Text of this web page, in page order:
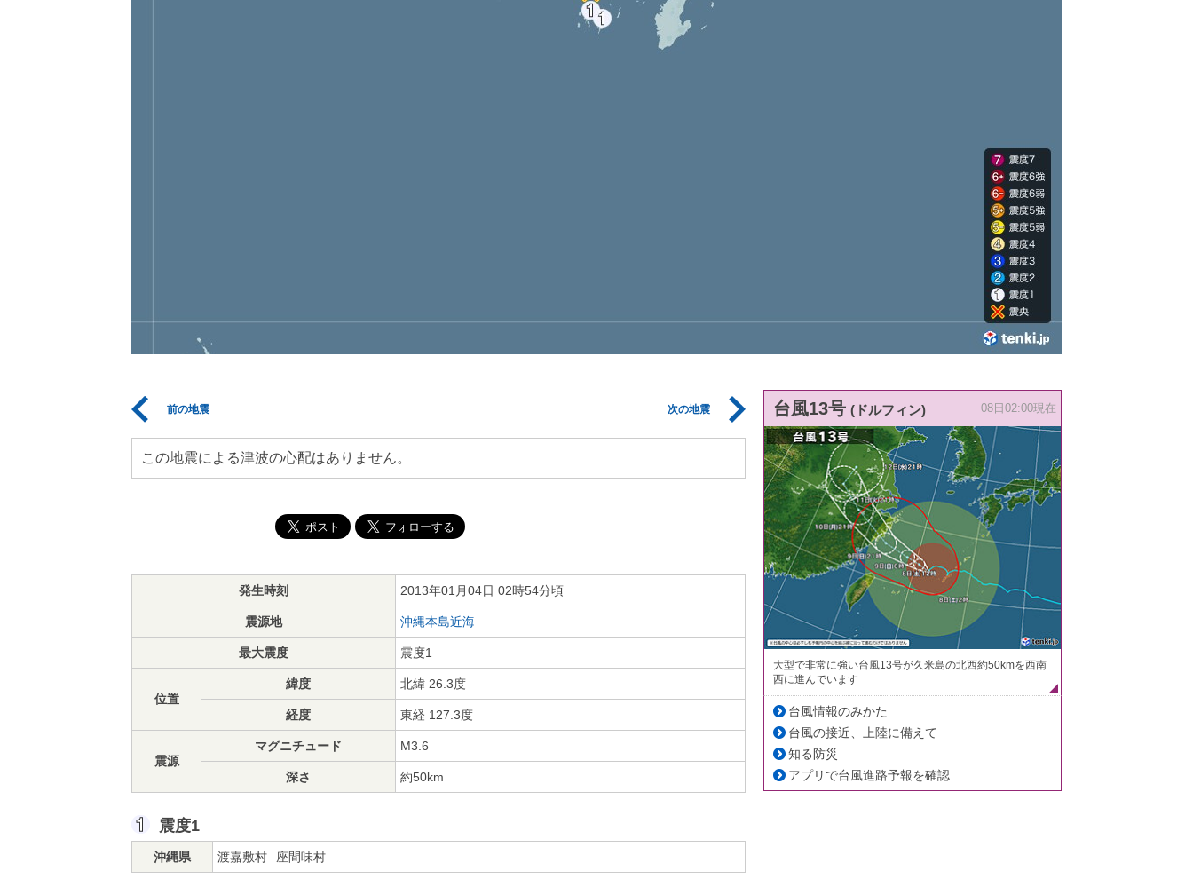
前の地震 次の地震
この地震による津波の心配はありません。
発生時刻 2013年01月04日 02時54分頃
震源地 沖縄本島近海
最大震度 震度1
位置
緯度 北緯 26.3度
経度 東経 127.3度
震源
マグニチュード M3.6
深さ 約50km
震度1
沖縄県 渡嘉敷村 座間味村
台風13号 (ドルフィン) 08日02:00現在
大型で非常に強い台風13号が久米島の北西約50kmを西南
西に進んでいます
台風情報のみかた
台風の接近、上陸に備えて
知る防災
アプリで台風進路予報を確認